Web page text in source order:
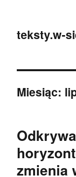
teksty.w-
Miesiąc:
zmienia